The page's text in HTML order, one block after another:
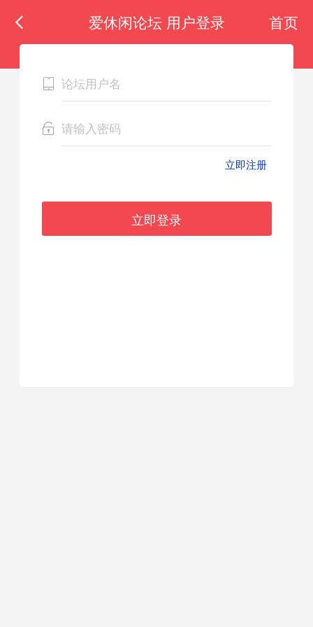
爱休闲论坛 用户登录 首页
立即注册